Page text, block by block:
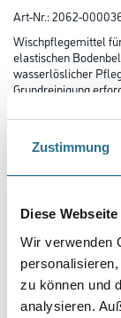
Zustimmung
Diese
Wir verwenden
zu können und
analysieren.
Art-Nr.:2062-
Wischpflegemittel
elastischen
wasserlöslicher
Grundreinigung
Gummibelägen.
Rückständen.
Gebinde